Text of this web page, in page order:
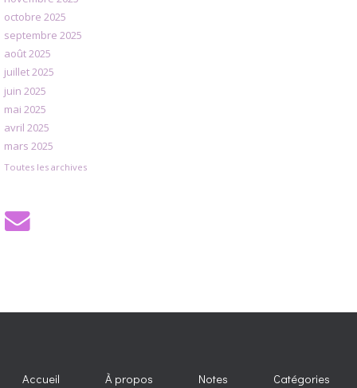
octobre 2025
septembre 2025
août 2025
juillet 2025
juin 2025
mai 2025
avril 2025
mars 2025
Toutes les archives
Accueil À propos Notes Catégories